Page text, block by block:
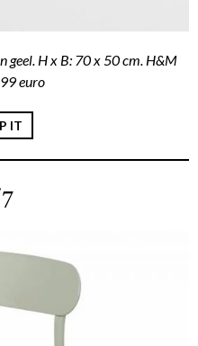
geel. H x B: 70 x 50 cm. H&M
euro
IT